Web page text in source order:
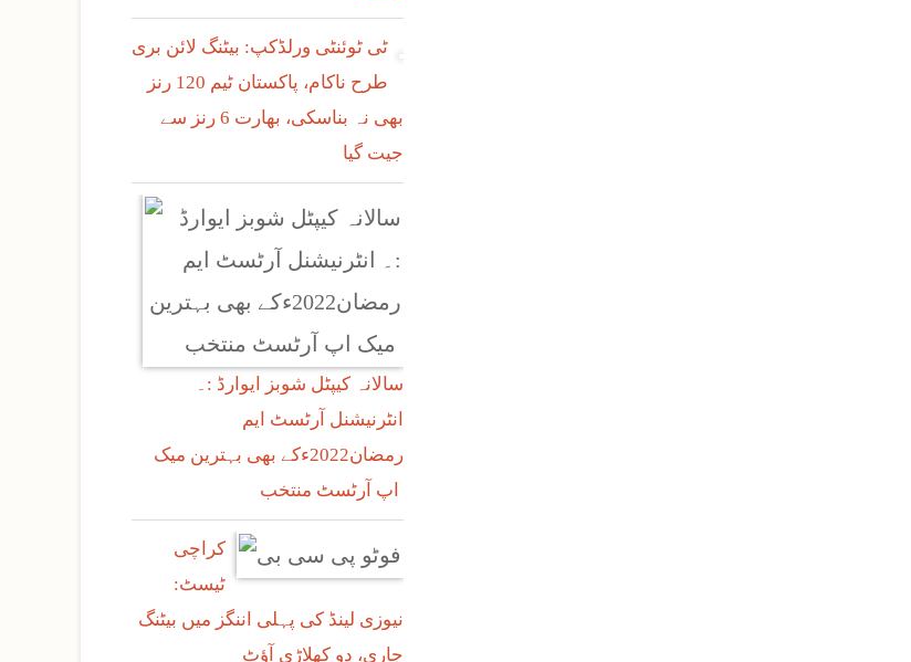
ٹی ٹوئنٹی ورلڈکپ: بیٹنگ لائن بری
طرح ناکام، پاکستان ٹیم 120 رنز
بھی نہ بناسکی، بھارت 6 رنز سے
جیت گیا
سالانہ کیپٹل شوبز ایوارڈ :۔
انٹرنیشنل آرٹسٹ ایم
رمضان2022ءکے بھی بہترین میک
کراچی
ٹیسٹ:
نیوزی لینڈ کی پہلی اننگز میں بیٹنگ
جاری، دو کھلاڑی آؤٹ